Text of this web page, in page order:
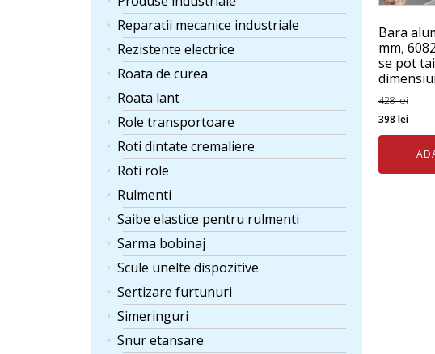
Reparatii mecanice industriale
Rezistente electrice
Roata de curea
Roata lant
Role transportoare
Roti dintate cremaliere
Roti role
Rulmenti
Saibe elastice pentru rulmenti
Sarma bobinaj
Scule unelte dispozitive
Sertizare furtunuri
Simeringuri
Snur etansare
Bara
mm,
se pot
428lei
Prețul
inițial
fost:
398 lei
398